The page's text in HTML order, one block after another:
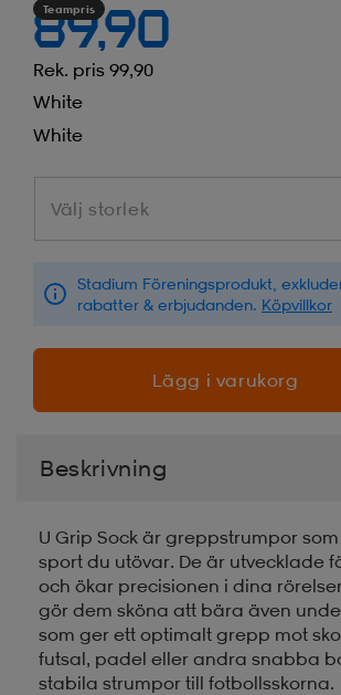
Teampris
89,90
Rek. pris 99,90
White
White
Välj storlek
Välj storlek
Stadium Föreningsprodukt,
rabatter & erbjudanden. Köpvillkor
Lägg i varukorg
Beskrivning
U Grip Sock är greppstrumpor
sport du utövar. De är utvecklade
och ökar precisionen i dina
gör dem sköna att bära även
som ger ett optimalt grepp mot
futsal, padel eller andra snabba
stabila strumpor till fotbollsskorna.